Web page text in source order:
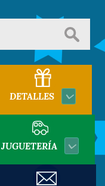
DETALLES
JUGUETERÍA